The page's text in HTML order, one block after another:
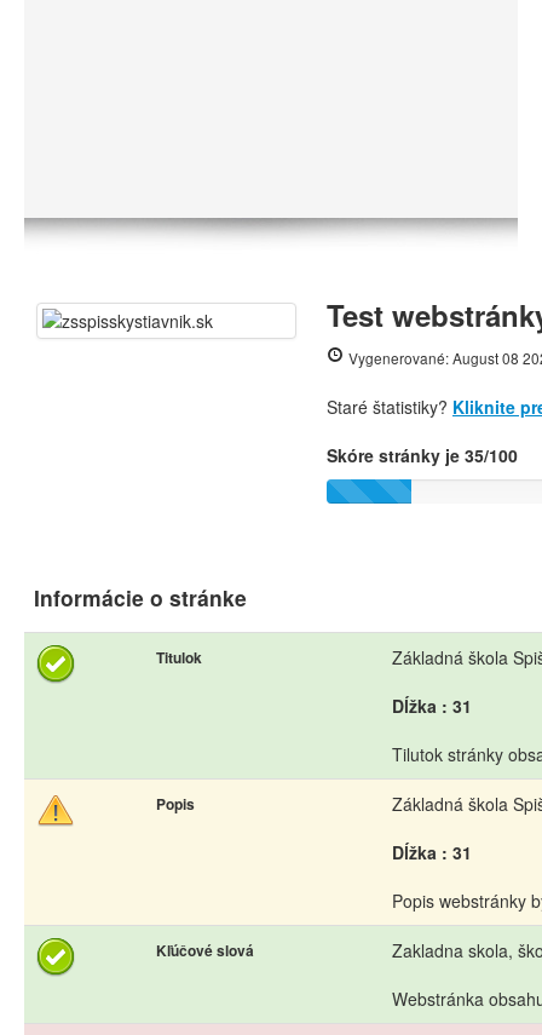
Test
Vygenerované: August 08
Staré štatistiky? Kliknite
Skóre stránky je 35/100
Informácie o stránke
Titulok
Základná škola
Dĺžka : 31
Tilutok stránky
Popis
Základná škola
Dĺžka : 31
Popis webstránky
Kľúčové slová
Zakladna skola,
Webstránka